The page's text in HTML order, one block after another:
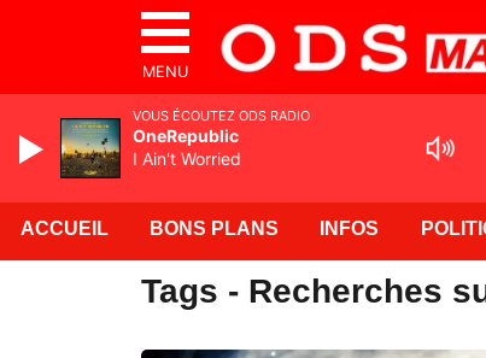
MENU
ACCUEIL BONS PLANS INFOS
Tags - Recherches
VOUS ÉCOUTEZ ODS RADIO
OneRepublic
I Ain't Worried